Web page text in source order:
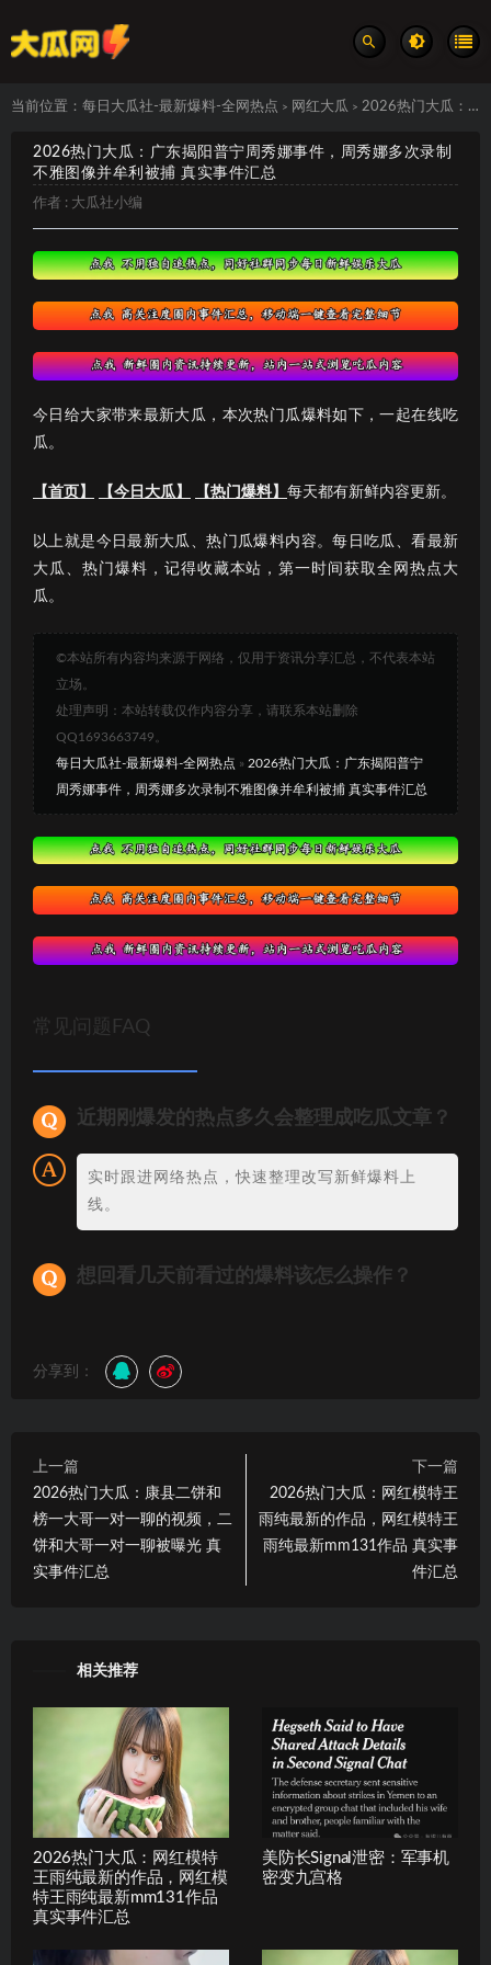
当前位置： 每日大瓜社-最新爆料-全网热点 > 网红大瓜 > 2026热门大瓜：广东揭阳普宁周秀娜事件，周秀娜多次录制不雅图像并牟利被捕 真实事件汇总
2026热门大瓜：广东揭阳普宁周秀娜事件，周秀娜多次录制
不雅图像并牟利被捕 真实事件汇总
作者 : 大瓜社小编
今日给大家带来最新大瓜，本次热门瓜爆料如下，一起在线吃
瓜。
【首页】 【今日大瓜】 【热门爆料】 每天都有新鲜内容更新。
以上就是今日最新大瓜、热门瓜爆料内容。每日吃瓜、看最新
大瓜、热门爆料，记得收藏本站，第一时间获取全网热点大
瓜。
©本站所有内容均来源于网络，仅用于资讯分享汇总，不代表本站
立场。
处理声明：本站转载仅作内容分享，请联系本站删除
QQ1693663749。
每日大瓜社-最新爆料-全网热点 » 2026热门大瓜：广东揭阳普宁
周秀娜事件，周秀娜多次录制不雅图像并牟利被捕 真实事件汇总
常见问题FAQ
近期刚爆发的热点多久会整理成吃瓜文章？
实时跟进网络热点，快速整理改写新鲜爆料上
线。
想回看几天前看过的爆料该怎么操作？
分享到：
上一篇
2026热门大瓜：康县二饼和
榜一大哥一对一聊的视频，二
饼和大哥一对一聊被曝光 真
实事件汇总
下一篇
2026热门大瓜：网红模特王
雨纯最新的作品，网红模特王
雨纯最新mm131作品 真实事
件汇总
相关推荐
2026热门大瓜：网红模特
王雨纯最新的作品，网红模
特王雨纯最新mm131作品
真实事件汇总
美防长Signal泄密：军事机
密变九宫格